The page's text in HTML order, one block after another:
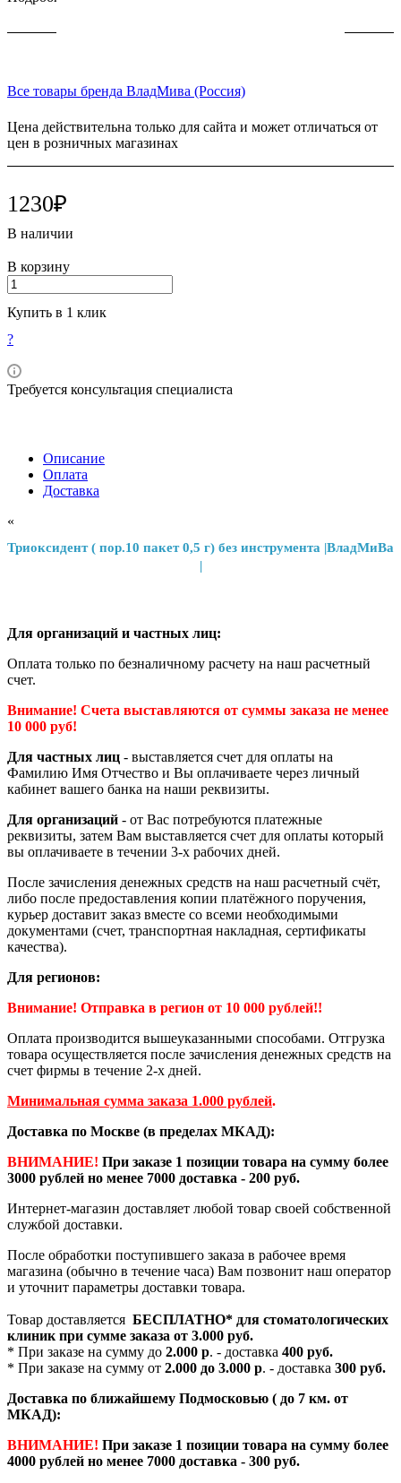
Все товары бренда ВладМива (Россия)
Цена действительна только для сайта и может отличаться от
цен в розничных магазинах
1230₽
В наличии
В корзину
Купить в 1 клик
?
Требуется консультация специалиста
Описание
Оплата
Доставка
«
Триоксидент ( пор.10 пакет 0,5 г) без инструмента |ВладМиВа
|
Для организаций и частных лиц:
Оплата только по безналичному расчету на наш расчетный
счет.
Внимание! Счета выставляются от суммы заказа не менее
10 000 руб!
Для частных лиц - выставляется счет для оплаты на
Фамилию Имя Отчество и Вы оплачиваете через личный
кабинет вашего банка на наши реквизиты.
Для организаций - от Вас потребуются платежные
реквизиты, затем Вам выставляется счет для оплаты который
вы оплачиваете в течении 3-х рабочих дней.
После зачисления денежных средств на наш расчетный счёт,
либо после предоставления копии платёжного поручения,
курьер доставит заказ вместе со всеми необходимыми
документами (счет, транспортная накладная, сертификаты
качества).
Для регионов:
Внимание! Отправка в регион от 10 000 рублей!!
Оплата производится вышеуказанными способами. Отгрузка
товара осуществляется после зачисления денежных средств на
счет фирмы в течение 2-х дней.
Минимальная сумма заказа 1.000 рублей.
Доставка по Москве (в пределах МКАД):
ВНИМАНИЕ! При заказе 1 позиции товара на сумму более
3000 рублей но менее 7000 доставка - 200 руб.
Интернет-магазин доставляет любой товар своей собственной
службой доставки.
После обработки поступившего заказа в рабочее время
магазина (обычно в течение часа) Вам позвонит наш оператор
и уточнит параметры доставки товара.
Товар доставляется БЕСПЛАТНО* для стоматологических
клиник при сумме заказа от 3.000 руб.
* При заказе на сумму до 2.000 р. - доставка 400 руб.
* При заказе на сумму от 2.000 до 3.000 р. - доставка 300 руб.
Доставка по ближайшему Подмосковью ( до 7 км. от
МКАД):
ВНИМАНИЕ! При заказе 1 позиции товара на сумму более
4000 рублей но менее 7000 доставка - 300 руб.